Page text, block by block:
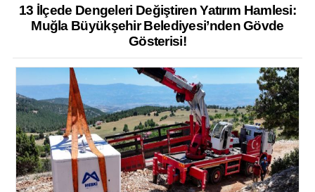
13 İlçede Dengeleri Değiştiren Yatırım Hamlesi:
Muğla Büyükşehir Belediyesi’nden Gövde
Gösterisi!